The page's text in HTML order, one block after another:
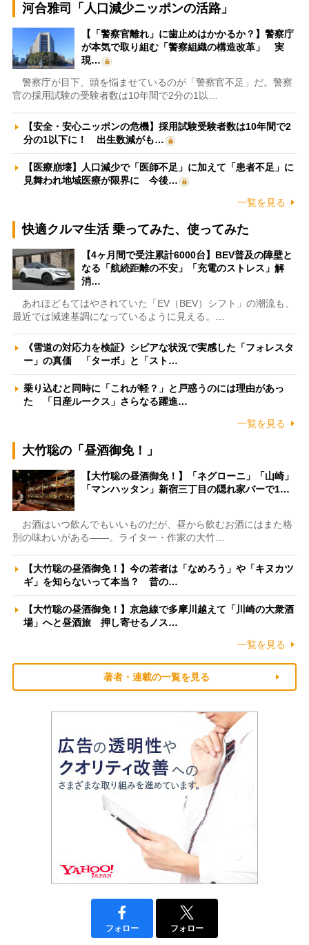
河合雅司「人口減少ニッポンの活路」
【「警察官離れ」に歯止めはかかるか？】警察庁
が本気で取り組む「警察組織の構造改革」 実
現…
警察庁が目下、頭を悩ませているのが「警察官不足」だ。警察
官の採用試験の受験者数は10年間で2分の1以…
【安全・安心ニッポンの危機】採用試験受験者数は10年間で2
分の1以下に！ 出生数減がも…
【医療崩壊】人口減少で「医師不足」に加えて「患者不足」に
見舞われ地域医療が限界に 今後…
一覧を見る
快適クルマ生活 乗ってみた、使ってみた
【4ヶ月間で受注累計6000台】BEV普及の障壁と
なる「航続距離の不安」「充電のストレス」解
消…
あれほどもてはやされていた「EV（BEV）シフト」の潮流も、
最近では減速基調になっているように見える。…
《雪道の対応力を検証》シビアな状況で実感した「フォレスタ
ー」の真価 「ターボ」と「スト…
乗り込むと同時に「これが軽？」と戸惑うのには理由があっ
た 「日産ルークス」さらなる躍進…
一覧を見る
大竹聡の「昼酒御免！」
【大竹聡の昼酒御免！】「ネグローニ」「山崎」
「マンハッタン」新宿三丁目の隠れ家バーで1…
お酒はいつ飲んでもいいものだが、昼から飲むお酒にはまた格
別の味わいがある――。ライター・作家の大竹…
【大竹聡の昼酒御免！】今の若者は「なめろう」や「キヌカツ
ギ」を知らないって本当？ 昔の…
【大竹聡の昼酒御免！】京急線で多摩川越えて「川崎の大衆酒
場」へと昼酒旅 押し寄せるノス…
一覧を見る
著者・連載の一覧を見る
フォロー フォロー